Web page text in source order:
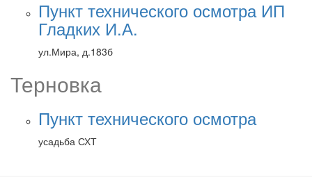
Пункт технического осмотра ИП
Гладких И.А.
ул.Мира, д.183б
Терновка
Пункт технического осмотра
усадьба СХТ